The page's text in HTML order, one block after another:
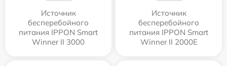
Источник
бесперебойного
питания IPPON Smart
Winner II 3000
Источник
бесперебойного
питания IPPON Smart
Winner II 2000E